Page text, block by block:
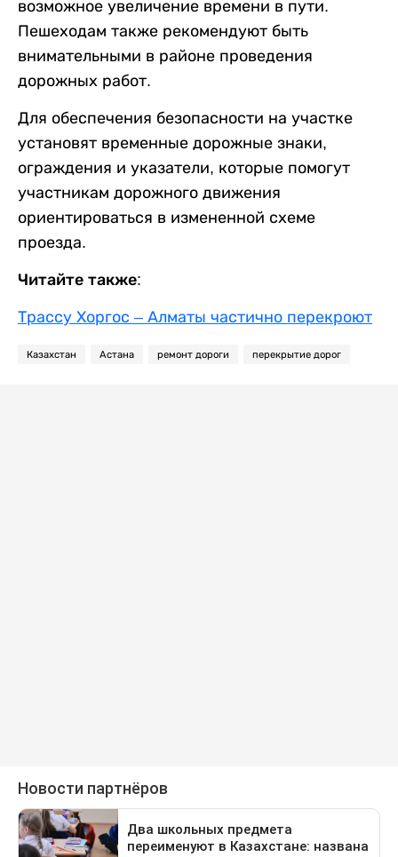
возможное увеличение времени в пути.
Пешеходам также рекомендуют быть
внимательными в районе проведения
дорожных работ.
Для обеспечения безопасности на участке
установят временные дорожные знаки,
ограждения и указатели, которые помогут
участникам дорожного движения
ориентироваться в измененной схеме
проезда.
Читайте также:
Трассу Хоргос – Алматы частично перекроют
Казахстан Астана ремонт дороги перекрытие дорог